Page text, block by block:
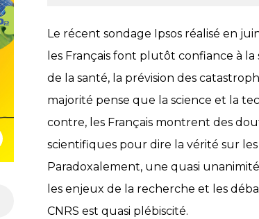
Le récent sondage Ipsos réalisé en
les Français font plutôt confiance à
de la santé, la prévision des
majorité pense que la science et la
contre, les Français montrent des
scientifiques pour dire la vérité sur
Paradoxalement, une quasi
les enjeux de la recherche et les
CNRS est quasi plébiscité.